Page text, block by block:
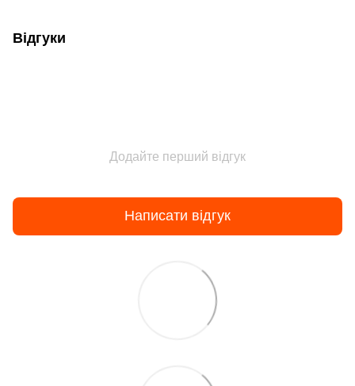
Відгуки
Додайте перший відгук
Написати відгук